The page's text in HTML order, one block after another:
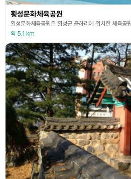
횡성문화체육공원
약 5.1 km